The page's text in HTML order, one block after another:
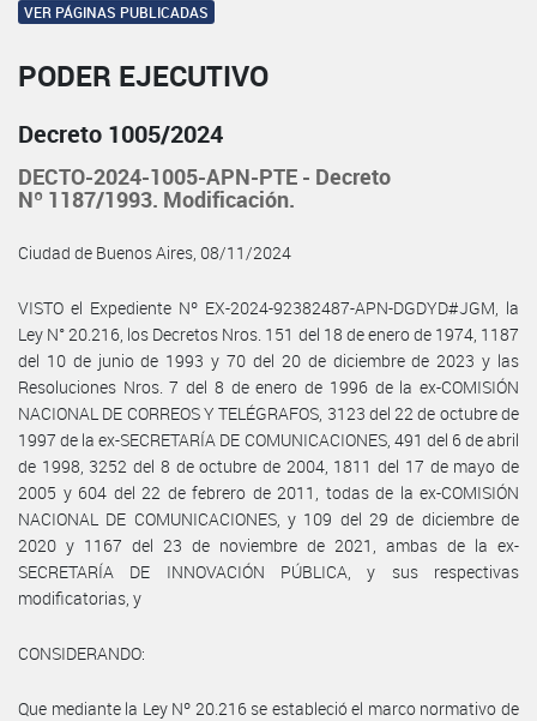
VER PÁGINAS PUBLICADAS
PODER EJECUTIVO
Decreto 1005/2024
DECTO-2024-1005-APN-PTE - Decreto
Nº 1187/1993. Modificación.
Ciudad de Buenos Aires, 08/11/2024
VISTO el Expediente Nº EX-2024-92382487-APN-DGDYD#JGM, la
Ley N° 20.216, los Decretos Nros. 151 del 18 de enero de 1974, 1187
del 10 de junio de 1993 y 70 del 20 de diciembre de 2023 y las
Resoluciones Nros. 7 del 8 de enero de 1996 de la ex-COMISIÓN
NACIONAL DE CORREOS Y TELÉGRAFOS, 3123 del 22 de octubre de
1997 de la ex-SECRETARÍA DE COMUNICACIONES, 491 del 6 de abril
de 1998, 3252 del 8 de octubre de 2004, 1811 del 17 de mayo de
2005 y 604 del 22 de febrero de 2011, todas de la ex-COMISIÓN
NACIONAL DE COMUNICACIONES, y 109 del 29 de diciembre de
2020 y 1167 del 23 de noviembre de 2021, ambas de la ex-
SECRETARÍA DE INNOVACIÓN PÚBLICA, y sus respectivas
modificatorias, y
CONSIDERANDO:
Que mediante la Ley Nº 20.216 se estableció el marco normativo de